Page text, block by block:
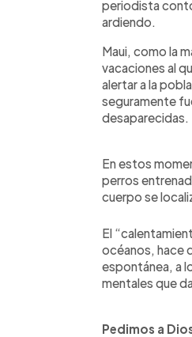
periodista
ardiendo.
Maui, como la
vacaciones al
alertar a la
seguramente
desaparecidas.
En estos
perros
cuerpo se
El
océanos, hace
espontánea, a
mentales que
Pedimos a